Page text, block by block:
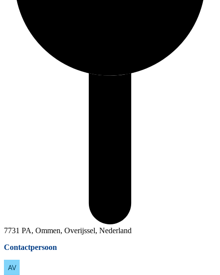
7731 PA, Ommen, Overijssel, Nederland
Contactpersoon